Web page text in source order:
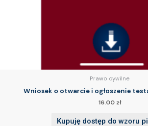
Prawo cywilne
Wniosek o otwarcie i ogłoszenie
16.00 zł
Kupuję dostęp do wzoru